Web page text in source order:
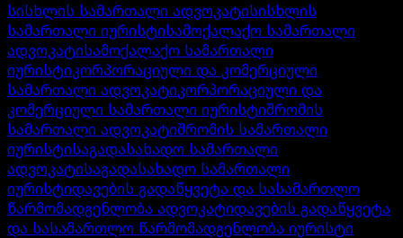
სისხლის სამართალი ადვოკატისისხლის
სამართალი იურისტისამოქალაქო სამართალი
ადვოკატისამოქალაქო სამართალი
იურისტიკორპორაციული და კომერციული
სამართალი ადვოკატიკორპორაციული და
კომერციული სამართალი იურისტიშრომის
სამართალი ადვოკატიშრომის სამართალი
იურისტისაგადასახადო სამართალი
ადვოკატისაგადასახადო სამართალი
იურისტიდავების გადაწყვეტა და სასამართლო
წარმომადგენლობა ადვოკატიდავების გადაწყვეტა
და სასამართლო წარმომადგენლობა იურისტი